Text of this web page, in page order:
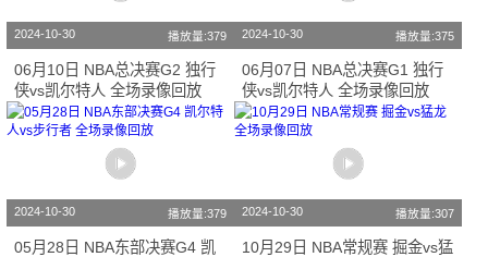
2024-10-30 播放量:379
06月10日 NBA总决赛G2 独行
侠vs凯尔特人 全场录像回放
2024-10-30 播放量:375
06月07日 NBA总决赛G1 独行
侠vs凯尔特人 全场录像回放
2024-10-30 播放量:379
05月28日 NBA东部决赛G4 凯
2024-10-30 播放量:307
10月29日 NBA常规赛 掘金vs猛